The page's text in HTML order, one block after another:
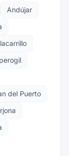
Andújar
del Puerto